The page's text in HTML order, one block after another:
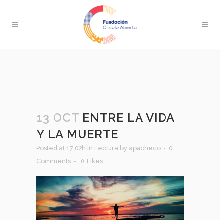
13 OCT ENTRE LA VIDA
Y LA MUERTE
Posted at 17:02h in Lectura by apacheco
0
Comments
0 Likes